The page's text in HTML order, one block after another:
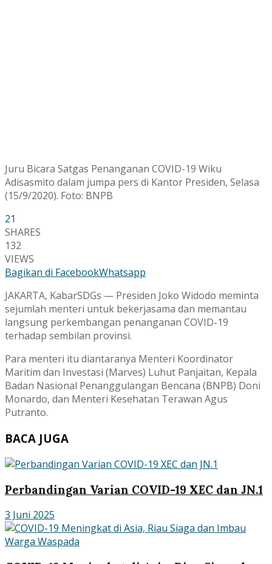
Juru Bicara Satgas Penanganan COVID-19 Wiku
Adisasmito dalam jumpa pers di Kantor Presiden, Selasa
(15/9/2020). Foto: BNPB
21
SHARES
132
VIEWS
Bagikan di FacebookWhatsapp
JAKARTA, KabarSDGs — Presiden Joko Widodo meminta
sejumlah menteri untuk bekerjasama dan memantau
langsung perkembangan penanganan COVID-19
terhadap sembilan provinsi.
Para menteri itu diantaranya Menteri Koordinator
Maritim dan Investasi (Marves) Luhut Panjaitan, Kepala
Badan Nasional Penanggulangan Bencana (BNPB) Doni
Monardo, dan Menteri Kesehatan Terawan Agus
Putranto.
BACA JUGA
Perbandingan Varian COVID-19 XEC dan JN.1
3 Juni 2025